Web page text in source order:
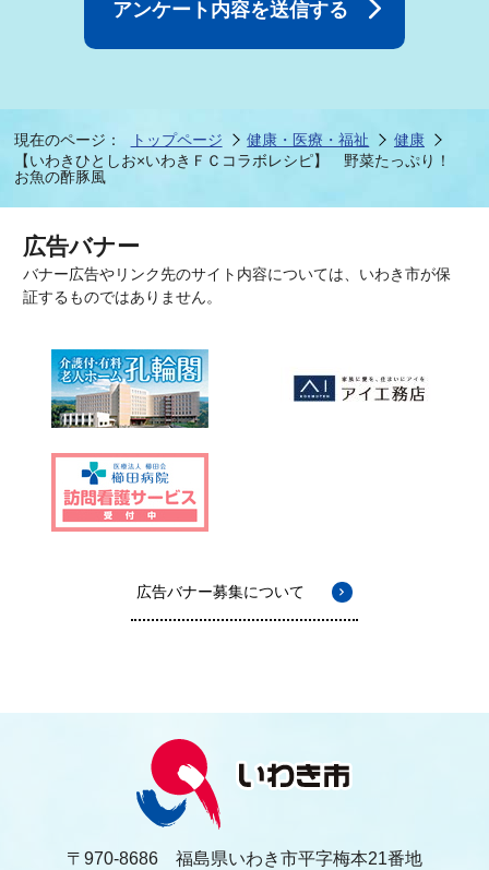
現在のページ： トップページ 健康・医療・福祉
健康
【いわきひとしお×いわきＦＣコラボレシピ】 野菜たっぷり！
お魚の酢豚風
広告バナー
バナー広告やリンク先のサイト内容については、いわき市が保
証するものではありません。
広告バナー募集について
〒970-8686 福島県いわき市平字梅本21番地